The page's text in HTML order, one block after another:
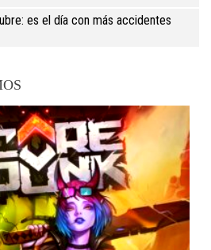
es el día con más accidentes